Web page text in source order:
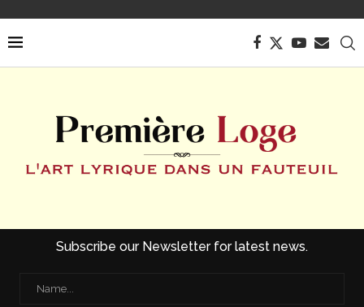
Subscribe our Newsletter for latest news.